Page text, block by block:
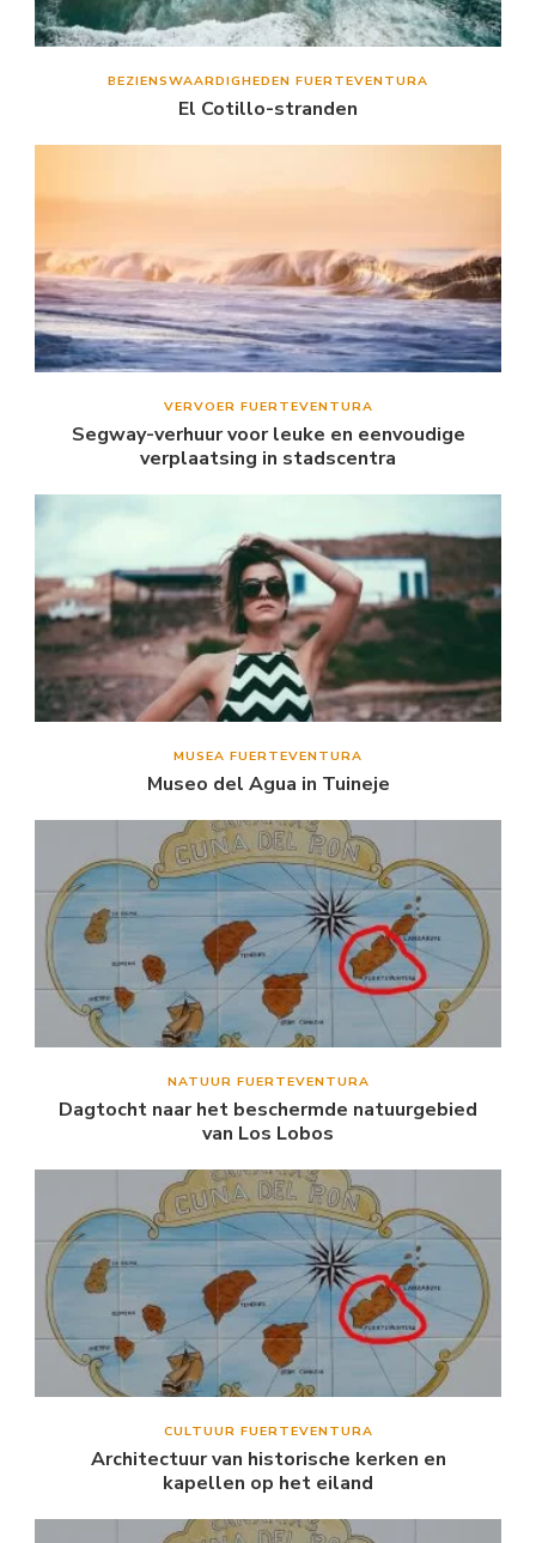
BEZIENSWAARDIGHEDEN FUERTEVENTURA
El Cotillo-stranden
VERVOER FUERTEVENTURA
Segway-verhuur voor leuke en eenvoudige
verplaatsing in stadscentra
MUSEA FUERTEVENTURA
Museo del Agua in Tuineje
NATUUR FUERTEVENTURA
Dagtocht naar het beschermde natuurgebied
van Los Lobos
CULTUUR FUERTEVENTURA
Architectuur van historische kerken en
kapellen op het eiland